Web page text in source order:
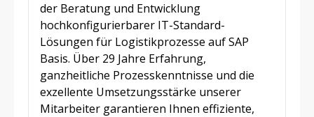
der Beratung und Entwicklung
hochkonfigurierbarer IT-Standard-
Lösungen für Logistikprozesse auf SAP
Basis. Über 29 Jahre Erfahrung,
ganzheitliche Prozesskenntnisse und die
exzellente Umsetzungsstärke unserer
Mitarbeiter garantieren Ihnen effiziente,